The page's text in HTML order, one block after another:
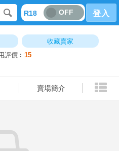
R18 OFF 登入
收藏賣家
評價︰15
賣場簡介
賣場簡介